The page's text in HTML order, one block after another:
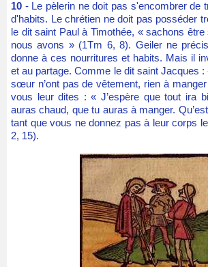
10 - Le pèlerin ne doit pas s'encombrer de
d'habits. Le chrétien ne doit pas posséder
le dit saint Paul à Timothée, « sachons
nous avons » (1Tm 6, 8). Geiler ne
donne à ces nourritures et habits. Mais il
et au partage. Comme le dit saint Jacques :
sœur n’ont pas de vêtement, rien à manger
vous leur dites : « J’espère que tout ira
auras chaud, que tu auras à manger.
tant que vous ne donnez pas à leur corps
2, 15).